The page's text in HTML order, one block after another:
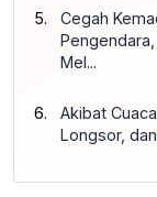
Cegah
Mel...
Akibat
Longsor,